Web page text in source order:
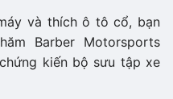
và thích ô tô cổ, bạn
Barber Motorsports
kiến bộ sưu tập xe